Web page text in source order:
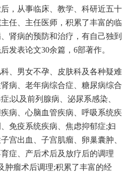
，从事临床、教学、科研近五十
任、主任医师，积累了丰富的临
肾病的预防和治疗，有自己独到
发表论文30余篇，6部著作。
、男女不孕、皮肤科及各种疑难
病、老年病综合症、糖尿病综合
;以及前列腺病、泌尿系感染、
病、心脑血管疾病、呼吸系统疾
免疫系统疾病、焦虑抑郁症;妇
宫出血、子宫肌瘤、卵巢囊肿、
症、产后术后及放疗后的调理
肿瘤术后调理;积累了丰富的经